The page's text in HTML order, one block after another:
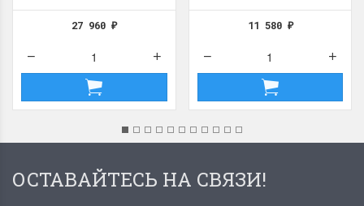
1 апреля 2026
27 960₽ 11 580 ₽
ОСТАВАЙТЕСЬ НА СВЯЗИ!